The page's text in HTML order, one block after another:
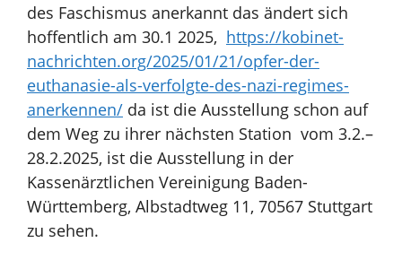
des Faschismus anerkannt das ändert sich
hoffentlich am 30.1 2025, https://kobinet-
nachrichten.org/2025/01/21/opfer-der-
euthanasie-als-verfolgte-des-nazi-regimes-
anerkennen/ da ist die Ausstellung schon auf
dem Weg zu ihrer nächsten Station vom 3.2.–
28.2.2025, ist die Ausstellung in der
Kassenärztlichen Vereinigung Baden-
Württemberg, Albstadtweg 11, 70567 Stuttgart
zu sehen.